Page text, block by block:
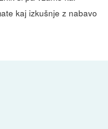
kaj izkušnje z nabavo